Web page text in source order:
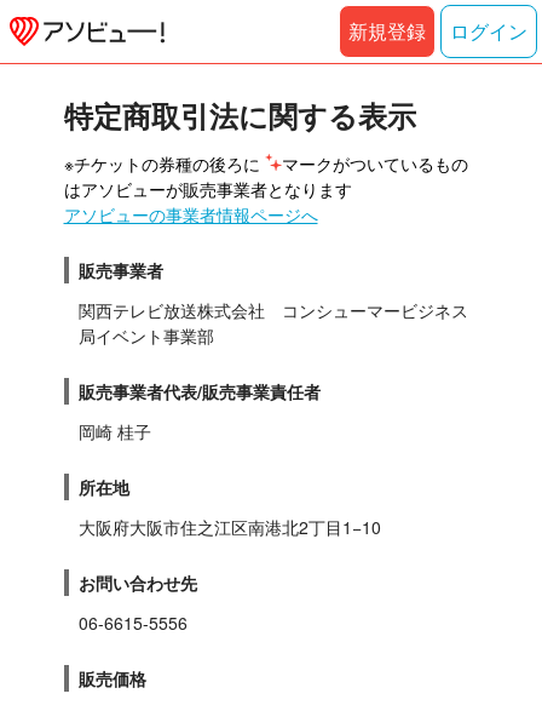
新規登録 ログイン
特定商取引法に関する表示
※チケットの券種の後ろに
マークがついているもの
はアソビューが販売事業者となります
アソビューの事業者情報ページへ
販売事業者
関西テレビ放送株式会社　コンシューマービジネス
局イベント事業部
販売事業者代表/販売事業責任者
岡崎 桂子
所在地
大阪府大阪市住之江区南港北2丁目1−10
お問い合わせ先
06-6615-5556
販売価格